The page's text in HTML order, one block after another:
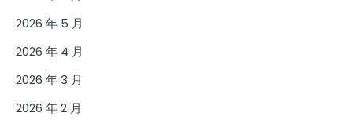
2026 年 5 月
2026 年 4 月
2026 年 3 月
2026 年 2 月